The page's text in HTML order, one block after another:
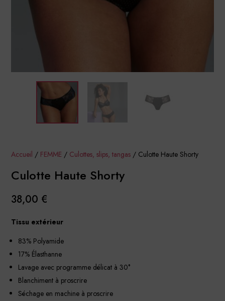
Accueil / FEMME / Culottes, slips, tangas / Culotte Haute Shorty
Culotte Haute Shorty
38,00 €
Tissu extérieur
83% Polyamide
17% Élasthanne
Lavage avec programme délicat à 30°
Blanchiment à proscrire
Séchage en machine à proscrire